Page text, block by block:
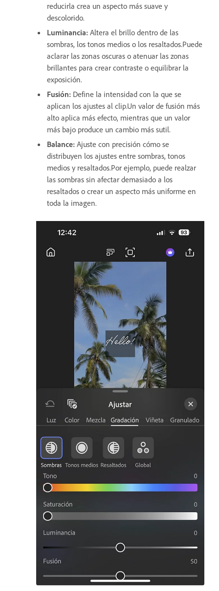
reducirla crea un aspecto más suave y
descolorido.
Luminancia: Altera el brillo dentro de las
sombras, los tonos medios o los resaltados.Puede
aclarar las zonas oscuras o atenuar las zonas
brillantes para crear contraste o equilibrar la
exposición.
Fusión: Define la intensidad con la que se
aplican los ajustes al clip.Un valor de fusión más
alto aplica más efecto, mientras que un valor
más bajo produce un cambio más sutil.
Balance: Ajuste con precisión cómo se
distribuyen los ajustes entre sombras, tonos
medios y resaltados.Por ejemplo, puede realzar
las sombras sin afectar demasiado a los
resaltados o crear un aspecto más uniforme en
toda la imagen.